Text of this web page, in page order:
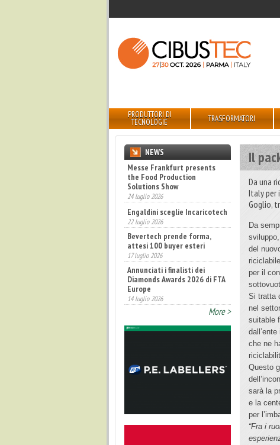
PRODUTTORI DI
TECNOLOGIE TRASFORMATORI
Il
Da una
Italy per
Goglio,
Da
del
per il
Si tratta
nel
suitable
che ne
Questo
sarà la
e la
per
“Fra i
NEWS
Messe Frankfurt presents
the Food Production
Solutions Show
24 luglio 2026
Engaldini sceglie Incaricotech
22 luglio 2026
Bevertech prende forma,
attesi 100 buyer esteri
17 luglio 2026
Annunciati i finalisti dei
Diamonds Awards 2026 di FTA
Europe
14 luglio 2026
10 luglio 2026
More >